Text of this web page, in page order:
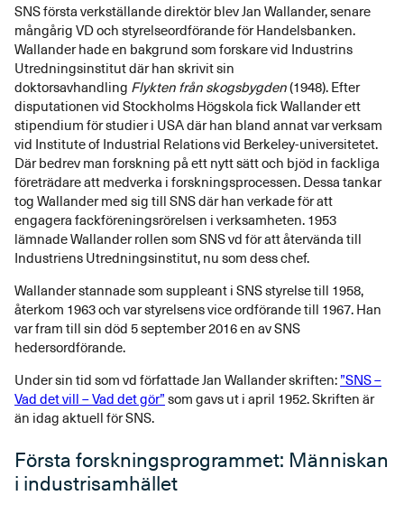
SNS första verkställande direktör blev Jan Wallander, senare
mångårig VD och styrelseordförande för Handelsbanken.
Wallander hade en bakgrund som forskare vid Industrins
Utredningsinstitut där han skrivit sin
doktorsavhandling Flykten från skogsbygden(1948). Efter
disputationen vid Stockholms Högskola fick Wallander ett
stipendium för studier i USA där han bland annat var verksam
vid Institute of Industrial Relations vid Berkeley-universitetet.
Där bedrev man forskning på ett nytt sätt och bjöd in fackliga
företrädare att medverka i forskningsprocessen. Dessa tankar
tog Wallander med sig till SNS där han verkade för att
engagera fackföreningsrörelsen i verksamheten. 1953
lämnade Wallander rollen som SNS vd för att återvända till
Industriens Utredningsinstitut, nu som dess chef.
Wallander stannade som suppleant i SNS styrelse till 1958,
återkom 1963 och var styrelsens vice ordförande till 1967. Han
var fram till sin död 5 september 2016 en av SNS
hedersordförande.
Under sin tid som vd författade Jan Wallander skriften:”SNS –
Vad det vill – Vad det gör”som gavs ut i april 1952. Skriften är
än idag aktuell för SNS.
Första forskningsprogrammet: Människan
i industrisamhället